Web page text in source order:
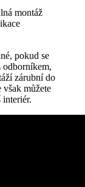
montáž
pokud se
odborníkem,
zárubní do
však můžete
interiér.